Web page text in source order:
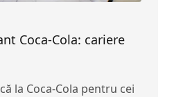
Coca-Cola: cariere
la Coca-Cola pentru cei